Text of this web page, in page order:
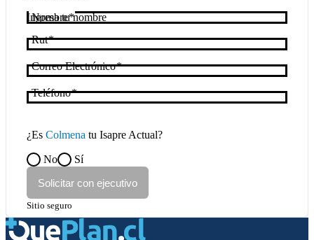
Nombre
Rut
Correo Electrónico
Teléfono
¿Es Colmena tu Isapre Actual?
No
Sí
Solicitar con ejecutivo
Sitio seguro